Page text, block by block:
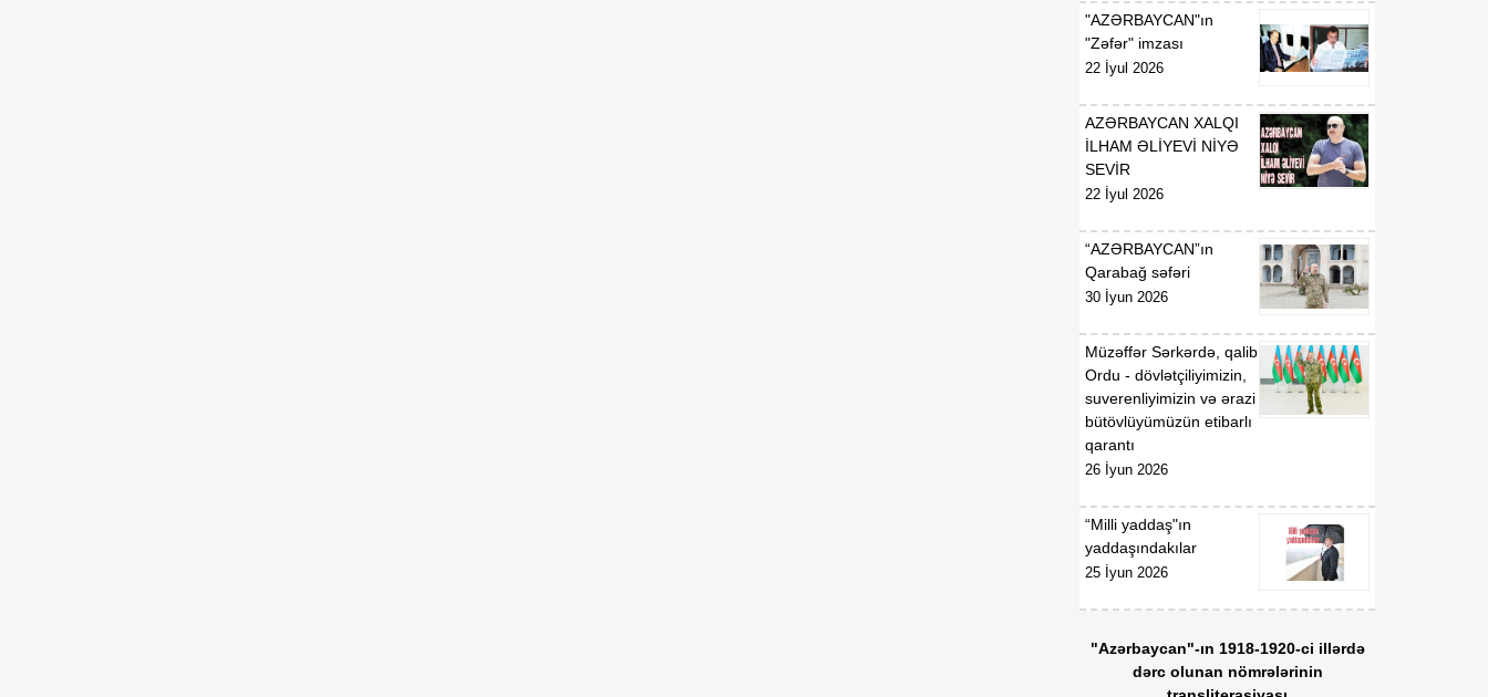
ATƏT-in Minsk qrupunun
ləğvi – tarixi zərurətdən
16:24
07 Avqust
"AZƏRBAYCAN"ın
"Zəfər" imzası
22 İyul 2026
AZƏRBAYCAN XALQI
İLHAM ƏLİYEVİ NİYƏ
SEVİR
22 İyul 2026
“AZƏRBAYCAN”ın
Qarabağ səfəri
30 İyun 2026
Müzəffər Sərkərdə, qalib
Ordu - dövlətçiliyimizin,
suverenliyimizin və ərazi
bütövlüyümüzün etibarlı
qarantı
26 İyun 2026
“Milli yaddaş"ın
yaddaşındakılar
25 İyun 2026
"Azərbaycan"-ın 1918-1920-ci illərdə
dərc olunan nömrələrinin